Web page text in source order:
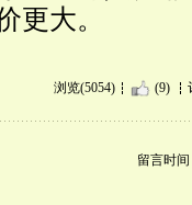
更大。
浏览(5054) (9)
留言时间